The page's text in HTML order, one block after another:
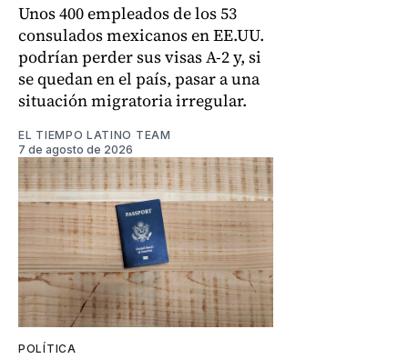
Unos 400 empleados de los 53
consulados mexicanos en EE.UU.
podrían perder sus visas A-2 y, si
se quedan en el país, pasar a una
situación migratoria irregular.
EL TIEMPO LATINO TEAM
7 de agosto de 2026
POLÍTICA